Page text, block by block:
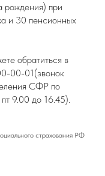
рождения) при
и 30 пенсионных
обратиться в
00-01(звонок
СФР по
9.00 до 16.45).
страхования РФ